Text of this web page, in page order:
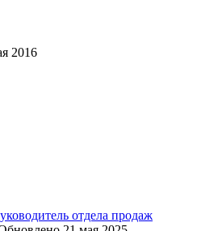
2016
отдела продаж